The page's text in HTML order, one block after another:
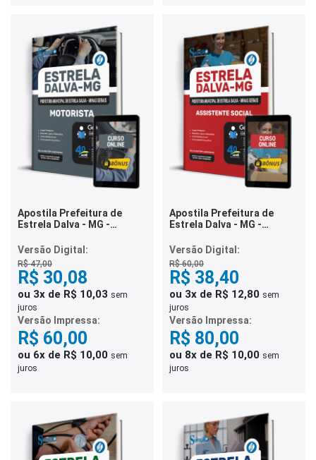
Apostila Prefeitura de
Estrela Dalva - MG -
Versão Digital:
R$ 47,00
R$ 30,08
ou 3x de R$ 10,03 sem
juros
Versão Impressa:
R$ 60,00
ou 6x de R$ 10,00 sem
juros
Apostila Prefeitura de
Estrela Dalva - MG -
Versão Digital:
R$ 60,00
R$ 38,40
ou 3x de R$ 12,80 sem
juros
Versão Impressa:
R$ 80,00
ou 8x de R$ 10,00 sem
juros